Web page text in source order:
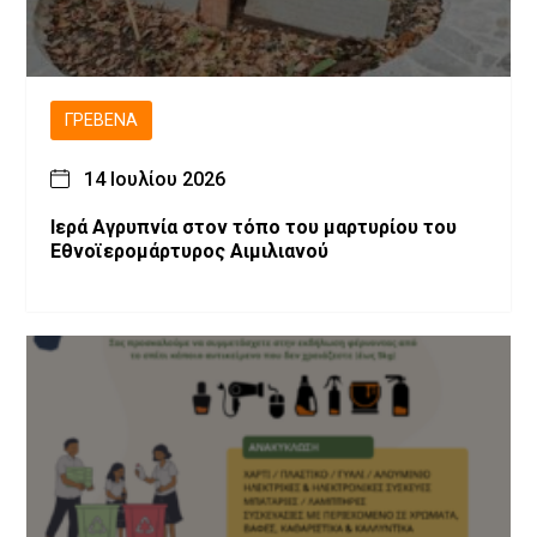
ΓΡΕΒΕΝΆ
14 Ιουλίου 2026
Ιερά Αγρυπνία στον τόπο του μαρτυρίου του
Εθνοϊερομάρτυρος Αιμιλιανού